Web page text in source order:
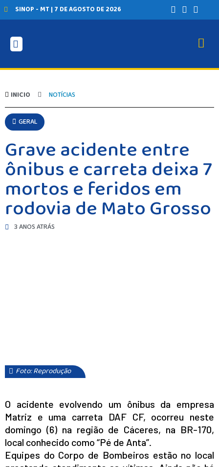
SINOP - MT | 7 DE AGOSTO DE 2026
INICIO NOTÍCIAS
GERAL
Grave acidente entre
ônibus e carreta deixa 7
mortos e feridos em
rodovia de Mato Grosso
3 ANOS ATRÁS
Foto: Reprodução
O acidente evolvendo um ônibus da empresa
Matriz e uma carreta DAF CF, ocorreu neste
domingo (6) na região de Cáceres, na BR-170,
local conhecido como “Pé de Anta”.
Equipes do Corpo de Bombeiros estão no local